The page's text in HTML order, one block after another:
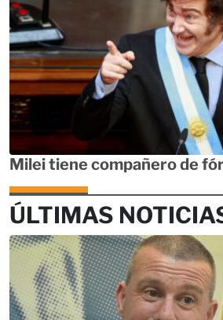
Milei tiene compañero de
ÚLTIMAS